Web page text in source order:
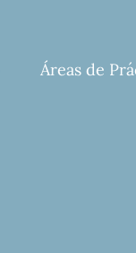
Áreas de